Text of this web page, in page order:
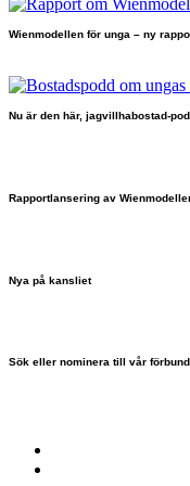
Wienmodellen för unga – ny
Nu är den här, jagvillhabostad-
Rapportlansering av
Nya på kansliet
Sök eller nominera till vår